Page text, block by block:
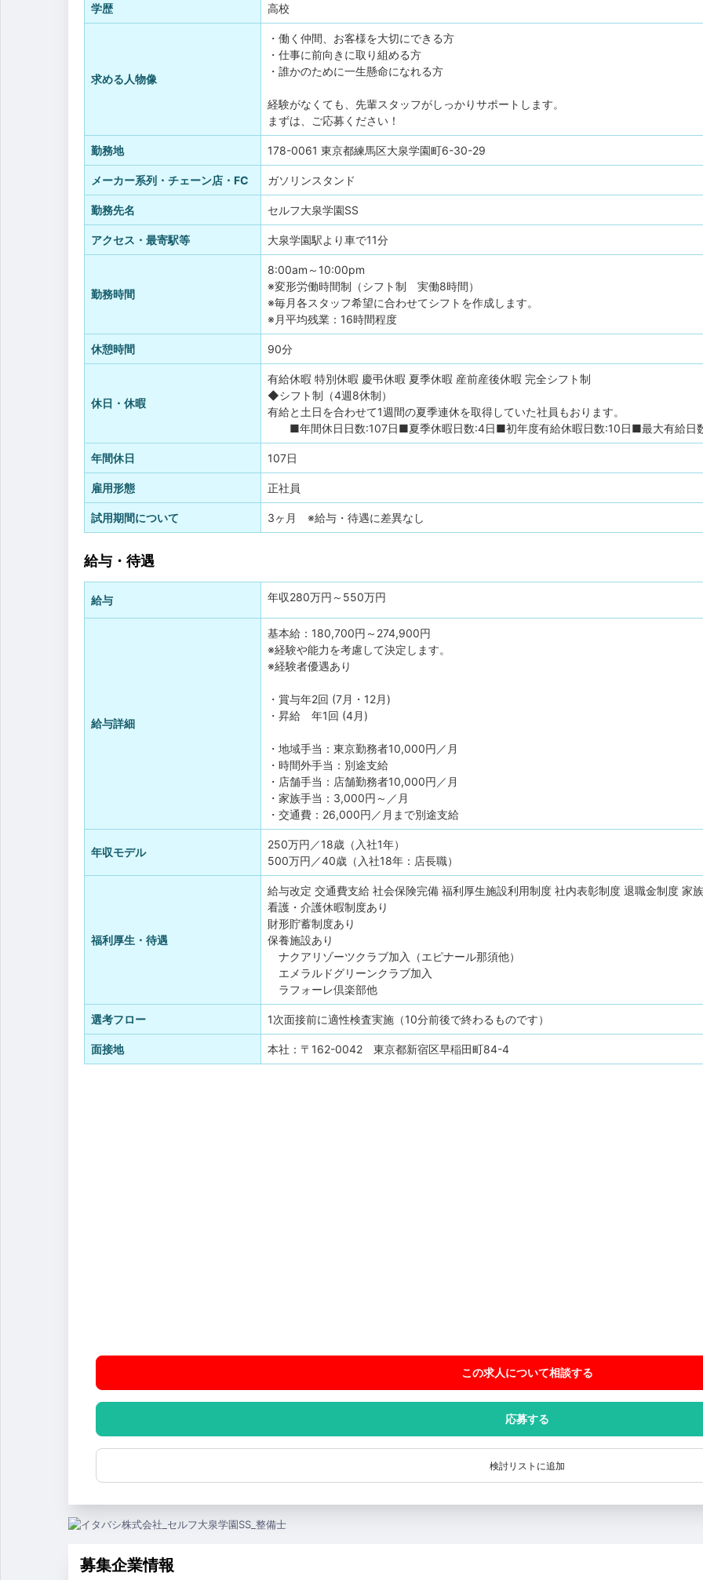
学歴 高校
求める人物像
・働く仲間、お客様を大切にできる方
・仕事に前向きに取り組める方
・誰かのために一生懸命になれる方
経験がなくても、先輩スタッフがしっかりサポートします。
まずは、ご応募ください！
勤務地 178-0061 東京都練馬区大泉学園町6-30-29
メーカー系列・チェーン店・FC ガソリンスタンド
勤務先名 セルフ大泉学園SS
アクセス・最寄駅等 大泉学園駅より車で11分
勤務時間
8:00am～10:00pm
※変形労働時間制（シフト制 実働8時間）
※毎月各スタッフ希望に合わせてシフトを作成します。
※月平均残業：16時間程度
休憩時間 90分
休日・休暇
有給休暇 特別休暇 慶弔休暇 夏季休暇 産前産後休暇 完全シフト制
◆シフト制（4週8休制）
有給と土日を合わせて1週間の夏季連休を取得していた社員もおります。
■年間休日日数:107日■夏季休暇日数:4日■初年度有給休暇日数:10日■最大有給日
年間休日 107日
雇用形態 正社員
試用期間について 3ヶ月 ※給与・待遇に差異なし
給与・待遇
給与 年収280万円 ～ 550万円
給与詳細
基本給：180,700円～274,900円
※経験や能力を考慮して決定します。
※経験者優遇あり
・賞与年2回 (7月・12月)
・昇給 年1回 (4月)
・地域手当：東京勤務者10,000円／月
・時間外手当：別途支給
・店舗手当：店舗勤務者10,000円／月
・家族手当：3,000円～／月
・交通費：26,000円／月まで別途支給
年収モデル
250万円／18歳（入社1年）
500万円／40歳（入社18年：店長職）
福利厚生・待遇
給与改定 交通費支給 社会保険完備 福利厚生施設利用制度 社内表彰制度 退職金制度 家
看護・介護休暇制度あり
財形貯蓄制度あり
保養施設あり
ナクアリゾーツクラブ加入（エピナール那須他）
エメラルドグリーンクラブ加入
ラフォーレ倶楽部他
選考フロー 1次面接前に適性検査実施（10分前後で終わるものです）
面接地 本社：〒162-0042 東京都新宿区早稲田町84-4
この求人について相談する
応募する
検討リストに追加
募集企業情報